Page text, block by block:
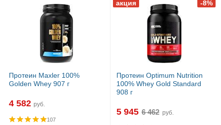
Протеин Maxler 100%
Golden Whey 907 г
4 582 руб.
107
Протеин Optimum Nutrition
100% Whey Gold Standard
908 г
5 945 руб.